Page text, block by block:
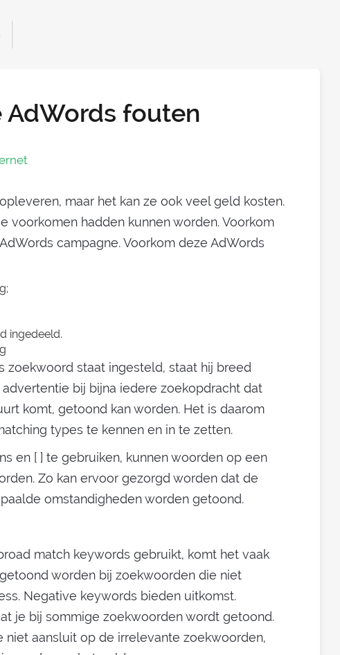
AdWords fouten
maar het kan ze ook veel geld kosten.
voorkomen hadden kunnen worden. Voorkom
campagne. Voorkom deze AdWords
ingedeeld.
zoekwoord staat ingesteld, staat hij breed
bij bijna iedere zoekopdracht dat
komt, getoond kan worden. Het is daarom
types te kennen en in te zetten.
en [ ] te gebruiken, kunnen woorden op een
Zo kan ervoor gezorgd worden dat de
omstandigheden worden getoond.
match keywords gebruikt, komt het vaak
worden bij zoekwoorden die niet
Negative keywords bieden uitkomst.
je bij sommige zoekwoorden wordt getoond.
aansluit op de irrelevante zoekwoorden,